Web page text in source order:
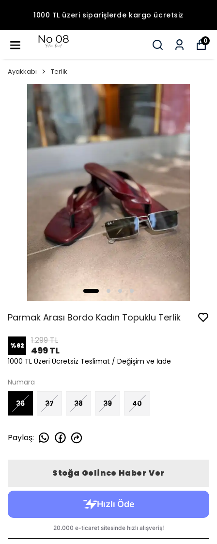
1000 TL üzeri siparişlerde kargo ücretsiz
0
Ayakkabı Terlik
Parmak Arası Bordo Kadın Topuklu Terlik
%62 1.299 TL
499 TL
1000 TL Üzeri Ücretsiz Teslimat / Değişim ve İade
Numara
36 37 38 39 40
Paylaş:
Stoğa Gelince Haber Ver